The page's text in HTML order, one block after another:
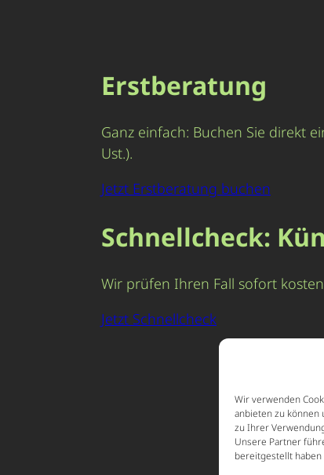
Wir verwenden
anbieten zu können
zu Ihrer
Unsere Partner
bereitgestellt
Erstberatung
Ganz einfach: Buchen Sie direkt
Ust.).
Jetzt Erstberatung buchen
Schnellcheck:
Wir prüfen Ihren Fall sofort
Jetzt Schnellcheck